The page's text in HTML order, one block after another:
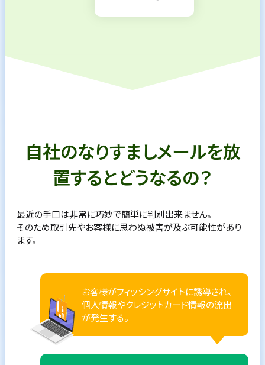
自社のなりすましメールを放
置するとどうなるの？
最近の手口は非常に巧妙で簡単に判別出来ません。
そのため取引先やお客様に思わぬ被害が及ぶ可能性があり
ます。
お客様がフィッシングサイトに誘導され、
個人情報やクレジットカード情報の流出
が発生する。